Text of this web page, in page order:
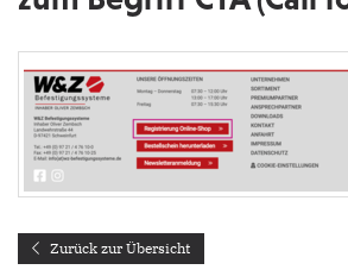
Zurück zur Übersicht